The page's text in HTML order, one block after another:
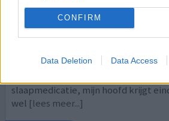
CONFIRM
Data Deletion Data Access
Beste, Ik ben net als u, ik heb
slapeloosheid reeds 20 jaar, (ik kan
pieker, een gedachtenstroom die
probeer ik gaba 300 mg een uur voor
slaapmedicatie, mijn hoofd krijgt
wel [lees meer...]